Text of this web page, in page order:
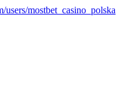
mostbet_casino_polska